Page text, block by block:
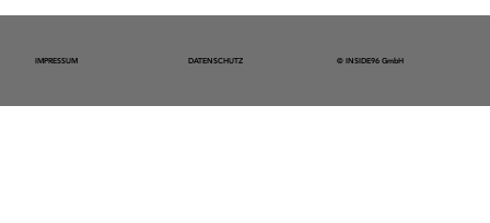
IMPRESSUM DATENSCHUTZ © INSIDE96 GmbH